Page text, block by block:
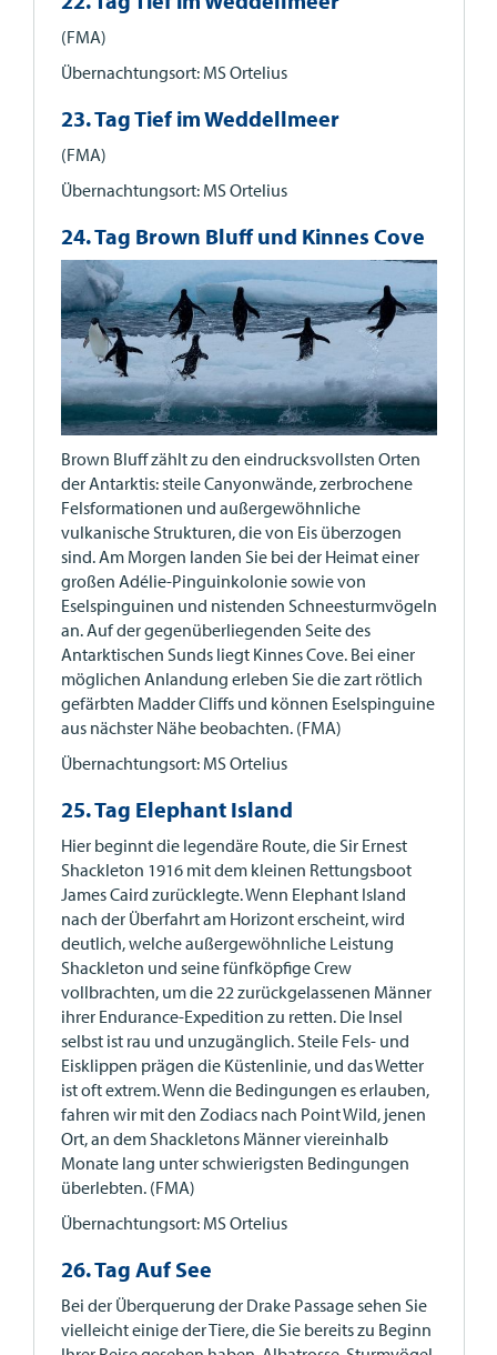
(FMA)
Übernachtungsort: MS Ortelius
23. Tag Tief im Weddellmeer
(FMA)
Übernachtungsort: MS Ortelius
24. Tag Brown Bluff und Kinnes Cove
Brown Bluff zählt zu den eindrucksvollsten Orten
der Antarktis: steile Canyonwände, zerbrochene
Felsformationen und außergewöhnliche
vulkanische Strukturen, die von Eis überzogen
sind. Am Morgen landen Sie bei der Heimat einer
großen Adélie-Pinguinkolonie sowie von
Eselspinguinen und nistenden Schneesturmvögeln
an. Auf der gegenüberliegenden Seite des
Antarktischen Sunds liegt Kinnes Cove. Bei einer
möglichen Anlandung erleben Sie die zart rötlich
gefärbten Madder Cliffs und können Eselspinguine
aus nächster Nähe beobachten. (FMA)
Übernachtungsort: MS Ortelius
25. Tag Elephant Island
Hier beginnt die legendäre Route, die Sir Ernest
Shackleton 1916 mit dem kleinen Rettungsboot
James Caird zurücklegte. Wenn Elephant Island
nach der Überfahrt am Horizont erscheint, wird
deutlich, welche außergewöhnliche Leistung
Shackleton und seine fünfköpfige Crew
vollbrachten, um die 22 zurückgelassenen Männer
ihrer Endurance-Expedition zu retten. Die Insel
selbst ist rau und unzugänglich. Steile Fels- und
Eisklippen prägen die Küstenlinie, und das Wetter
ist oft extrem. Wenn die Bedingungen es erlauben,
fahren wir mit den Zodiacs nach Point Wild, jenen
Ort, an dem Shackletons Männer viereinhalb
Monate lang unter schwierigsten Bedingungen
überlebten. (FMA)
Übernachtungsort: MS Ortelius
26. Tag Auf See
Bei der Überquerung der Drake Passage sehen Sie
vielleicht einige der Tiere, die Sie bereits zu Beginn